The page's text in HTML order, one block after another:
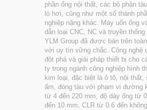
phần ống nội thất, các bộ phận
lò hơi, cũng như một số thành
nghiệp nặng khác. Máy uốn ống
dẫn loại CNC, NC và truyền thống
YLM Group đã được bán trên
với uy tín vững chắc. Công nghệ
đột phá và giải pháp thiết bị cho
ty trong ngành công nghiệp hình
kim loại, đặc biệt là ô tô, nội thất,
ấm, đóng tàu với phạm vi đường
từ 4 đến 220 mm, độ dày ống từ
đến 10 mm, CLR từ 0.6 đến